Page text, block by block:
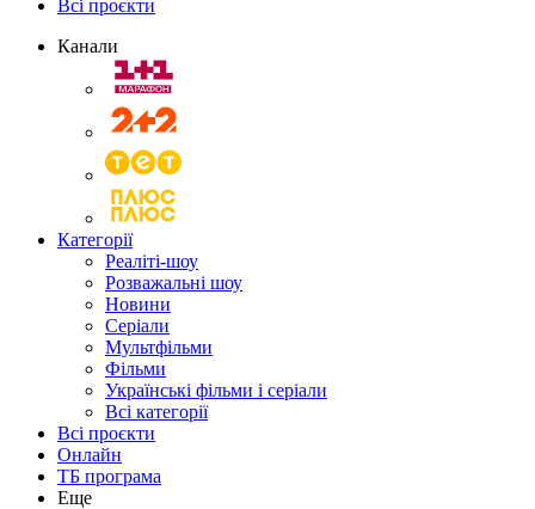
Всі проєкти
Канали
Категорії
Реаліті-шоу
Розважальні шоу
Новини
Серіали
Мультфільми
Фільми
Українські фільми і серіали
Всі категорії
Всі проєкти
Онлайн
ТБ програма
Еще